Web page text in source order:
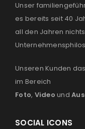
Unser
es bereits seit 40
all den Jahren
Unseren Kunden
im Bereich
Foto, Video und
SOCIAL ICONS